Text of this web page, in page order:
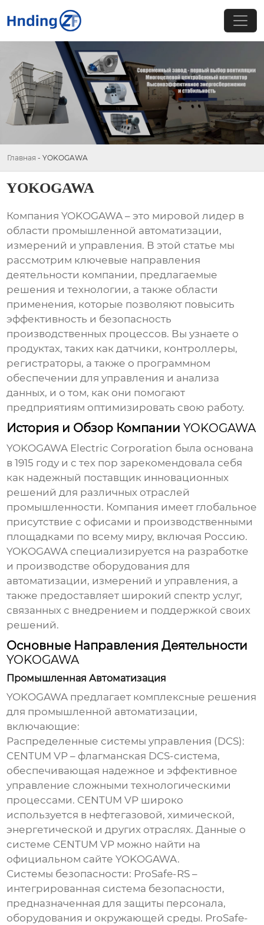
Главная - YOKOGAWA
YOKOGAWA
КомпанияYOKOGAWA – это мировой лидер в
области промышленной автоматизации,
измерений и управления. В этой статье мы
рассмотрим ключевые направления
деятельности компании, предлагаемые
решения и технологии, а также области
применения, которые позволяют повысить
эффективность и безопасность
производственных процессов. Вы узнаете о
продуктах, таких как датчики, контроллеры,
регистраторы, а также о программном
обеспечении для управления и анализа
данных, и о том, как они помогают
предприятиям оптимизировать свою работу.
История и Обзор КомпанииYOKOGAWA
YOKOGAWA Electric Corporation была основана
в 1915 году и с тех пор зарекомендовала себя
как надежный поставщик инновационных
решений для различных отраслей
промышленности. Компания имеет глобальное
присутствие с офисами и производственными
площадками по всему миру, включая Россию.
YOKOGAWA специализируется на разработке
и производстве оборудования для
автоматизации, измерений и управления, а
также предоставляет широкий спектр услуг,
связанных с внедрением и поддержкой своих
решений.
Основные Направления Деятельности
YOKOGAWA
Промышленная Автоматизация
YOKOGAWA предлагает комплексные решения
для промышленной автоматизации,
включающие:
Распределенные системы управления (DCS):
CENTUM VP – флагманская DCS-система,
обеспечивающая надежное и эффективное
управление сложными технологическими
процессами. CENTUM VP широко
используется в нефтегазовой, химической,
энергетической и других отраслях. Данные о
системе CENTUM VP можно найти на
официальном сайте YOKOGAWA.
Системы безопасности: ProSafe-RS –
интегрированная система безопасности,
предназначенная для защиты персонала,
оборудования и окружающей среды. ProSafe-